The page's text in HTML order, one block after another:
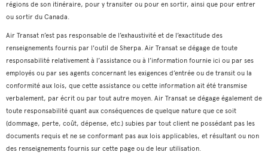
régions de son itinéraire, pour y transiter ou pour en sortir, ainsi que pour entrer
ou sortir du Canada.
Air Transat n’est pas responsable de l’exhaustivité et de l’exactitude des
renseignements fournis par l'outil de Sherpa. Air Transat se dégage de toute
responsabilité relativement à l’assistance ou à l’information fournie ici ou par ses
employés ou par ses agents concernant les exigences d’entrée ou de transit ou la
conformité aux lois, que cette assistance ou cette information ait été transmise
verbalement, par écrit ou par tout autre moyen. Air Transat se dégage également de
toute responsabilité quant aux conséquences de quelque nature que ce soit
(dommage, perte, coût, dépense, etc.) subies par tout client ne possédant pas les
documents requis et ne se conformant pas aux lois applicables, et résultant ou non
des renseignements fournis sur cette page ou de leur utilisation.